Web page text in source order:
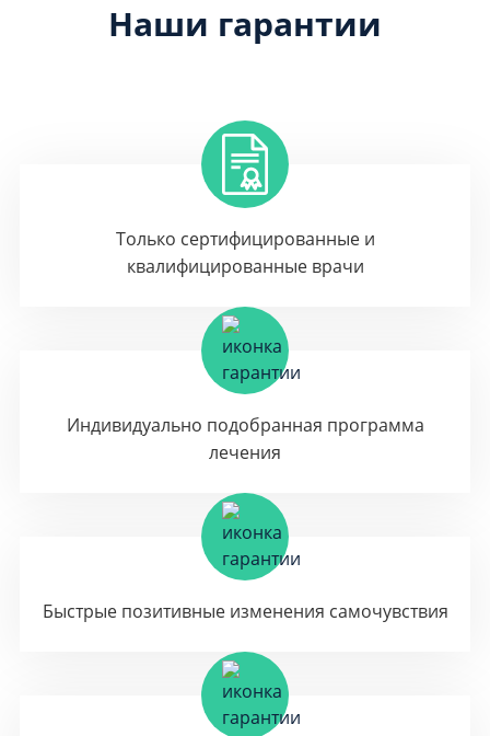
Наши гарантии
Только сертифицированные и
квалифицированные врачи
Индивидуально подобранная программа
лечения
Быстрые позитивные изменения самочувствия